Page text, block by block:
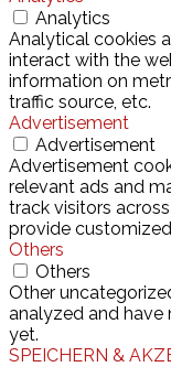
Analytics
Analytical cookies
interact with the
information on
traffic source, etc.
Advertisement
Advertisement
Advertisement
relevant ads and
track visitors
provide
Others
Others
Other
analyzed and have
yet.
SPEICHERN &